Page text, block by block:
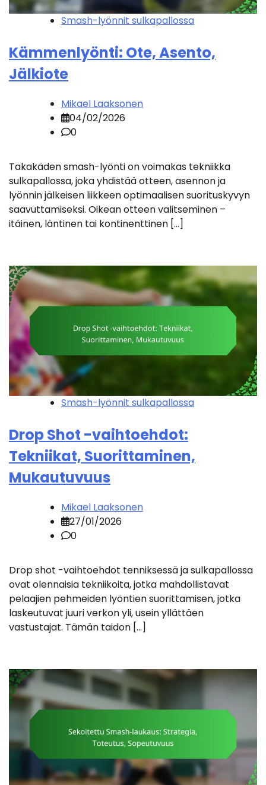
Smash-lyönnit sulkapallossa
Kämmenlyönti: Ote, Asento,
Jälkiote
Mikael Laaksonen
04/02/2026
0
Takakäden smash-lyönti on voimakas tekniikka
sulkapallossa, joka yhdistää otteen, asennon ja
lyönnin jälkeisen liikkeen optimaalisen suorituskyvyn
saavuttamiseksi. Oikean otteen valitseminen –
itäinen, läntinen tai kontinenttinen […]
Smash-lyönnit sulkapallossa
Drop Shot -vaihtoehdot:
Tekniikat, Suorittaminen,
Mukautuvuus
Mikael Laaksonen
27/01/2026
0
Drop shot -vaihtoehdot tenniksessä ja sulkapallossa
ovat olennaisia tekniikoita, jotka mahdollistavat
pelaajien pehmeiden lyöntien suorittamisen, jotka
laskeutuvat juuri verkon yli, usein yllättäen
vastustajat. Tämän taidon […]